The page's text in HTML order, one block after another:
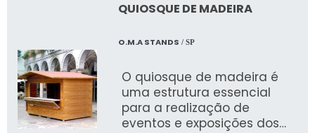
QUIOSQUE DE MADEIRA
O.M.A STANDS / SP
O quiosque de madeira é
uma estrutura essencial
para a realização de
eventos e exposições dos